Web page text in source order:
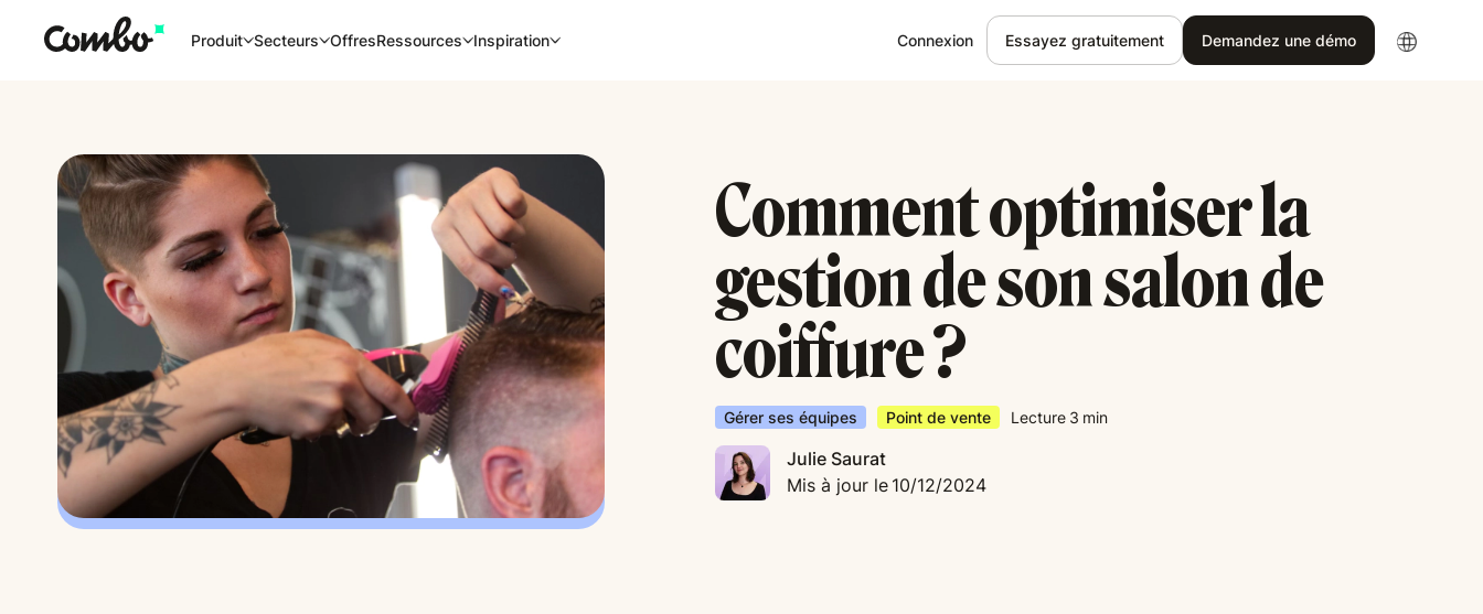
Produit Secteurs OffresRessources Inspiration Connexion Essayez gratuitement Demandez une démo
Comment optimiser la
gestion de son salon de
coiffure ?
Gérer ses équipes Point de vente Lecture 3 min
Julie Saurat
Mis à jour le 10/12/2024